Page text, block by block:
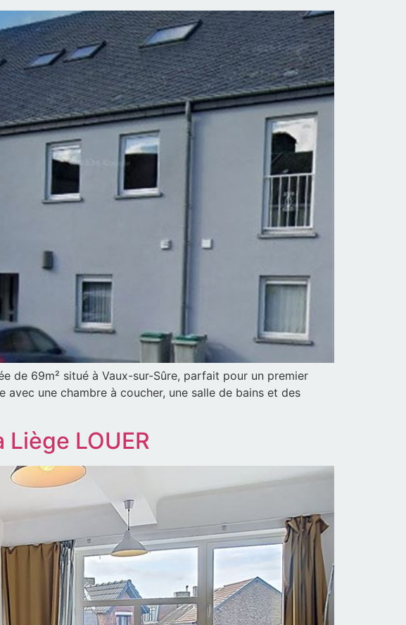
de 69m² situé à Vaux-sur-Sûre, parfait pour un premier
une chambre à coucher, une salle de bains et des
LOUER